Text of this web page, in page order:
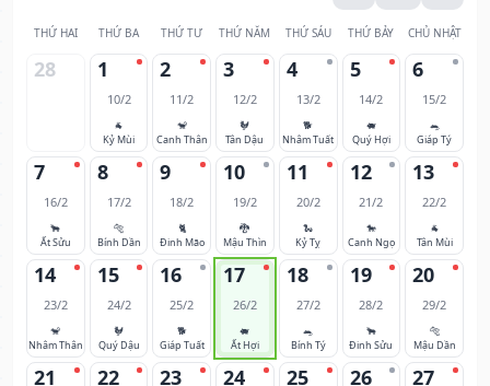
THỨ HAI THỨ BA THỨ TƯ THỨ NĂM THỨ SÁU THỨ BẢY CHỦ NHẬT
28 1
10/2
🐐
Kỷ Mùi
2
11/2
🐒
Canh Thân
3
12/2
🐓
Tân Dậu
4
13/2
🐕
Nhâm Tuất
5
14/2
🐖
Quý Hợi
6
15/2
🐀
Giáp Tý
7
16/2
🐂
Ất Sửu
8
17/2
🐅
Bính Dần
9
18/2
🐈
Đinh Mão
10
19/2
🐉
Mậu Thìn
11
20/2
🐍
Kỷ Tỵ
12
21/2
🐎
Canh Ngọ
13
22/2
🐐
Tân Mùi
14
23/2
🐒
Nhâm Thân
15
24/2
🐓
Quý Dậu
16
25/2
🐕
Giáp Tuất
17
26/2
🐖
Ất Hợi
18
27/2
🐀
Bính Tý
19
28/2
🐂
Đinh Sửu
20
29/2
🐅
Mậu Dần
21 22 23 24 25 26 27